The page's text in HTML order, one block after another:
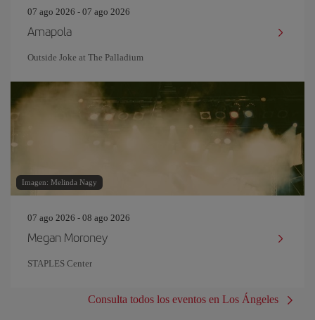
07 ago 2026 - 07 ago 2026
Amapola
Outside Joke at The Palladium
Imagen: Melinda Nagy
07 ago 2026 - 08 ago 2026
Megan Moroney
STAPLES Center
Consulta todos los eventos en Los Ángeles